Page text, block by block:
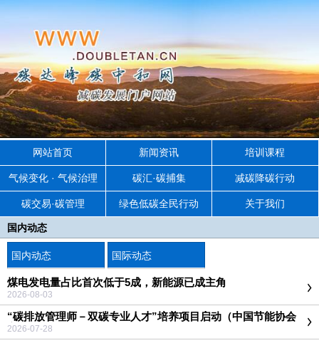
网站首页 新闻资讯 培训课程
气候变化 · 气候治理 碳汇·碳捕集 减碳降碳行动
碳交易·碳管理 绿色低碳全民行动 关于我们
国内动态
国内动态 国际动态
煤电发电量占比首次低于5成，新能源已成主角
2026-08-03
“碳排放管理师－双碳专业人才”培养项目启动（中国节能协会
主办）
2026-07-28